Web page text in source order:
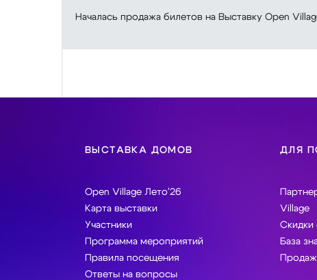
Началась продажа билетов на Выставку Open
ВЫСТАВКА ДОМОВ
Open Village Лето'26
Карта выставки
Участники
Программа мероприятий
Правила посещения
Ответы на вопросы
ДЛЯ
Village
Скидки
База